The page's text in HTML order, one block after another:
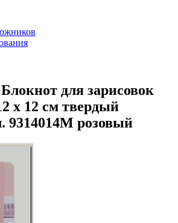
для зарисовок
х 12 см твердый
9314014M розовый